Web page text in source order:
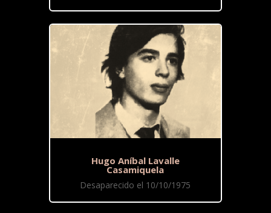
Hugo Aníbal Lavalle
Casamiquela
Desaparecido el 10/10/1975